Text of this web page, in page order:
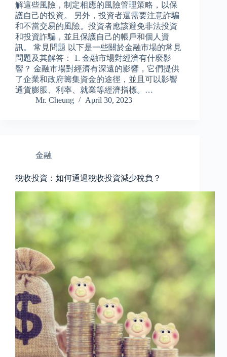
解這些風險，制定相應的風險管理策略，以保
護自己的投資。 另外，投資者還需要注意詐騙
和不當交易的風險。投資者應該避免非法投資
和投資詐騙，並且保護自己的帳戶和個人資
訊。 常見問題 以下是一些關於金融市場的常見
問題及其解答： 1. 金融市場對經濟有什麼影
響？ 金融市場對經濟有深遠的影響，它們提供
了企業和政府籌集資金的途徑，並且可以影響
通貨膨脹、利率、就業等經濟指標。…
Mr. Cheung
April 30, 2023
金融
稅收投資：如何通過稅收投資減少稅負？